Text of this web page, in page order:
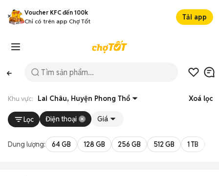
Voucher KFC đến 100k
Chỉ có trên app Chợ Tốt
Tải app
Khu vực: Lai Châu, Huyện Phong Thổ Xoá lọc
Lọc Điện thoại Giá
Dung lượng: 64 GB 128 GB 256 GB 512 GB 1 TB